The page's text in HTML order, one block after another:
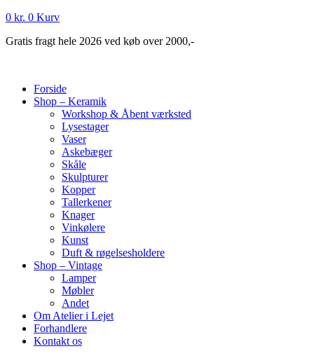
0 kr. 0 Kurv
Gratis fragt hele 2026 ved køb over 2000,-
Forside
Shop – Keramik
Workshop & Åbent værksted
Lysestager
Vaser
Askebæger
Skåle
Skulpturer
Kopper
Tallerkener
Knager
Vinkølere
Kunst
Duft & røgelsesholdere
Shop – Vintage
Lamper
Møbler
Andet
Om Atelier i Lejet
Forhandlere
Kontakt os